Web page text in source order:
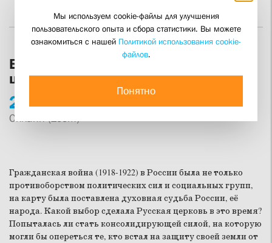
Быть или не быть? Выбор русской
церкви в гражданской войне
24.05 15:00
Онлайн (Zoom)
Гражданская война (1918-1922) в России была не только
противоборством политических сил и социальных групп,
на карту была поставлена духовная судьба России, её
народа. Какой выбор сделала Русская церковь в это время?
Попыталась ли стать консолидирующей силой, на которую
могли бы опереться те, кто встал на защиту своей земли от
Мы используем cookie-файлы для улучшения
пользовательского опыта и сбора статистики. Вы можете
ознакомиться с нашей Политикой использования cookie-
файлов.
Понятно